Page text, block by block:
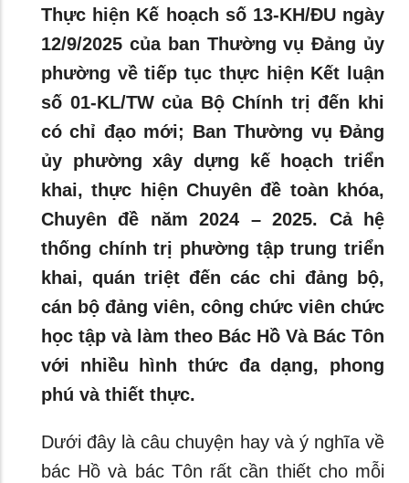
Thực hiện Kế hoạch số 13-KH/ĐU ngày
12/9/2025 của ban Thường vụ Đảng ủy
phường về tiếp tục thực hiện Kết luận
số 01-KL/TW của Bộ Chính trị đến khi
có chỉ đạo mới; Ban Thường vụ Đảng
ủy phường xây dựng kế hoạch triển
khai, thực hiện Chuyên đề toàn khóa,
Chuyên đề năm 2024 – 2025. Cả hệ
thống chính trị phường tập trung triển
khai, quán triệt đến các chi đảng bộ,
cán bộ đảng viên, công chức viên chức
học tập và làm theo Bác Hồ Và Bác Tôn
với nhiều hình thức đa dạng, phong
phú và thiết thực.
Dưới đây là câu chuyện hay và ý nghĩa về
bác Hồ và bác Tôn rất cần thiết cho mỗi